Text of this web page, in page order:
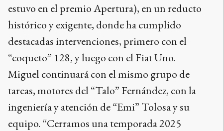
estuvo en el premio Apertura), en un reducto
histórico y exigente, donde ha cumplido
destacadas intervenciones, primero con el
“coqueto” 128, y luego con el Fiat Uno.
Miguel continuará con el mismo grupo de
tareas, motores del “Talo” Fernández, con la
ingeniería y atención de “Emi” Tolosa y su
equipo. “Cerramos una temporada 2025